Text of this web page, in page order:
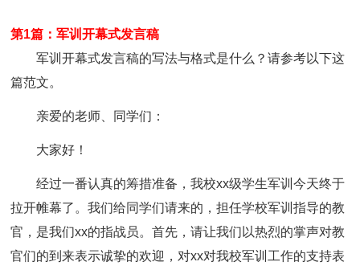
第1篇：军训开幕式发言稿
军训开幕式发言稿的写法与格式是什么？请参考以下这
篇范文。
亲爱的老师、同学们：
大家好！
经过一番认真的筹措准备，我校xx级学生军训今天终于
拉开帷幕了。我们给同学们请来的，担任学校军训指导的教
官，是我们xx的指战员。首先，请让我们以热烈的掌声对教
官们的到来表示诚挚的欢迎，对xx对我校军训工作的支持表